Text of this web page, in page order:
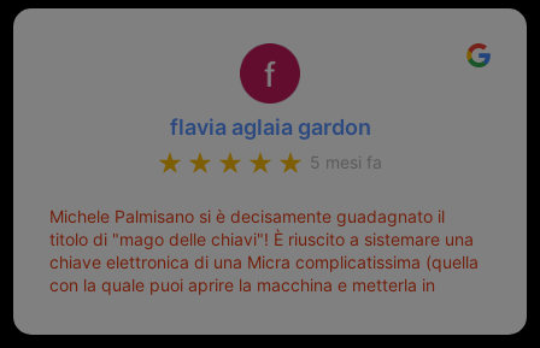
Top top top!!!
flavia aglaia gardon
5 mesi fa
Michele Palmisano si è decisamente guadagnato il
titolo di "mago delle chiavi"! È riuscito a sistemare una
chiave elettronica di una Micra complicatissima (quella
con la quale puoi aprire la macchina e metterla in
pronta per la pattumiera... Avevo passato mesi con le